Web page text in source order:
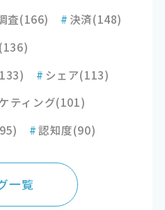
査(166) # 決済(148)
(136)
# シェア(113)
ティング(101)
#認知度(90)
一覧